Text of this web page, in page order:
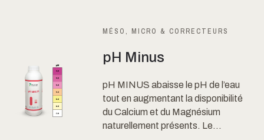
MÉSO, MICRO & CORRECTEURS
pH Minus
pH MINUS abaisse le pH de l’eau
tout en augmentant la disponibilité
du Calcium et du Magnésium
naturellement présents. Le...